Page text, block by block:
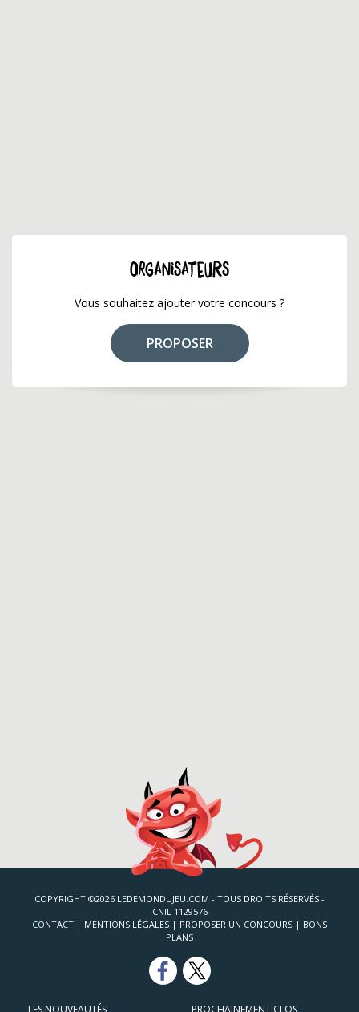
ORGANISATEURS
Vous souhaitez ajouter votre concours ?
PROPOSER
COPYRIGHT ©2026 LEDEMONDUJEU.COM - TOUS DROITS RÉSERVÉS -
CNIL 1129576
CONTACT | MENTIONS LÉGALES | PROPOSER UN CONCOURS | BONS
PLANS
LES NOUVEAUTÉS PROCHAINEMENT CLOS